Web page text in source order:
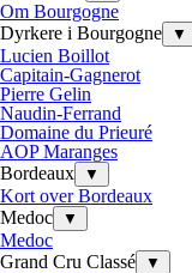
Om Bourgogne
Dyrkere i Bourgogne
▼
Lucien Boillot
Capitain-Gagnerot
Pierre Gelin
Naudin-Ferrand
Domaine du Prieuré
AOP Maranges
Bordeaux
▼
Kort over Bordeaux
Medoc
▼
Medoc
Grand Cru Classé
▼